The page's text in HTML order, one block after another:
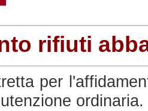
rifiuti
per
ordinaria.